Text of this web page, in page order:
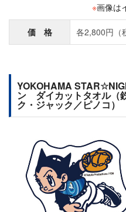
※画像は
価 格 各2,800円（
YOKOHAMA
ン ダイカットタオル（
ク・ジャック／ピノコ）